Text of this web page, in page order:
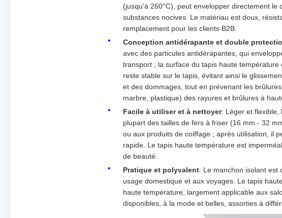
(jusqu'à 260°C), peut envelopper directement
substances nocives. Le matériau est doux,
remplacement pour les clients B2B.
Conception antidérapante et double
avec des particules antidérapantes, qui
transport ; la surface du tapis haute
reste stable sur le tapis, évitant ainsi le
et des dommages, tout en prévenant les
marbre, plastique) des rayures et brûlures à
Facile à utiliser et à nettoyer: Léger et flexible,
plupart des tailles de fers à friser (16 mm - 32
ou aux produits de coiffage ; après utilisation, il
rapide. Le tapis haute température est
de beauté.
Pratique et polyvalent: Le manchon isolant est
usage domestique et aux voyages. Le tapis
haute température, largement applicable aux
disponibles, à la mode et belles, assorties à